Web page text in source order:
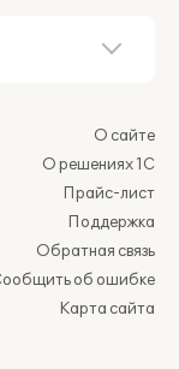
О сайте
О решениях 1С
Прайс-лист
Поддержка
Обратная связь
об ошибке
Карта сайта